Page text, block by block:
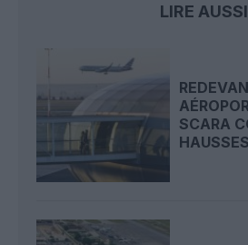
LIRE AUSSI
SCARA